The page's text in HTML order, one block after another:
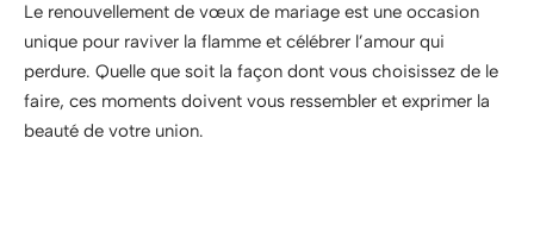
Le renouvellement de vœux de mariage est une occasion
unique pour raviver la flamme et célébrer l’amour qui
perdure. Quelle que soit la façon dont vous choisissez de le
faire, ces moments doivent vous ressembler et exprimer la
beauté de votre union.